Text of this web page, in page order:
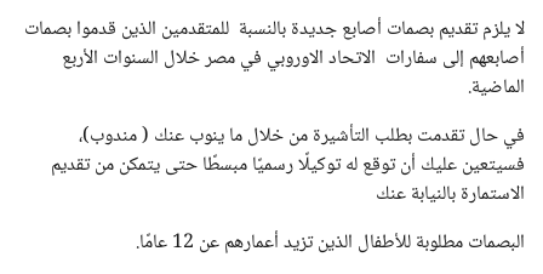
لا يلزم تقديم بصمات أصابع جديدة بالنسبة للمتقدمين الذين قدموا بصمات
أصابعهم إلى سفارات الاتحاد الاوروبي في مصر خلال السنوات الأربع
الماضية.
في حال تقدمت بطلب التأشيرة من خلال ما ينوب عنك ( مندوب)،
فسيتعين عليك أن توقع له توكيلًا رسميًا مبسطًا حتى يتمكن من تقديم
الاستمارة بالنيابة عنك
البصمات مطلوبة للأطفال الذين تزيد أعمارهم عن 12 عامًا.